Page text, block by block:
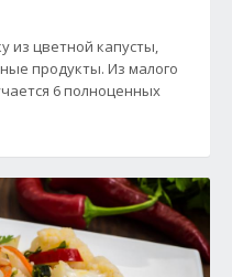
из цветной капусты,
продукты. Из малого
6 полноценных